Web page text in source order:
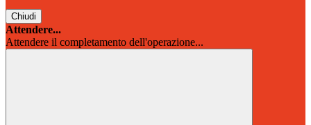
Chiudi
Attendere...
Attendere il completamento dell'operazione...